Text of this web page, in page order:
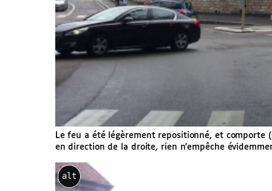
Le feu a été légèrement repositionné, et
en direction de la droite, rien n’empêche
alt